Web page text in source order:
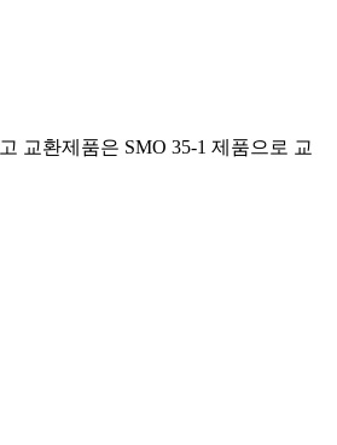
교환제품은 SMO 35-1 제품으로 교